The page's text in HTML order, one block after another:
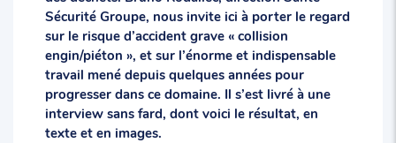
Sécurité Groupe, nous invite ici à porter le regard
sur le risque d’accident grave « collision
engin/piéton », et sur l’énorme et indispensable
travail mené depuis quelques années pour
progresser dans ce domaine. Il s’est livré à une
interview sans fard, dont voici le résultat, en
texte et en images.